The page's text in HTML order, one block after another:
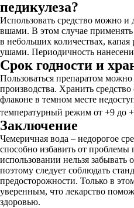
педикулеза?
Использовать средство можно
вшами. В этом случае
в небольших количествах, капая
ушами. Периодичность
Срок годности и
Пользоваться препаратом
производства. Хранить
флаконе в темном месте
температурный режим от +9 до
Заключение
Чемеричная вода – недорогое
способно избавить от
использовании нельзя забывать
поэтому следует соблюдать
предосторожности. Только в
уверенным, что лекарство
здоровью.